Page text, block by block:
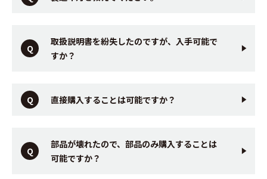
取扱説明書を紛失したのですが、入手可能で
すか？
直接購入することは可能ですか？
部品が壊れたので、部品のみ購入することは
可能ですか？